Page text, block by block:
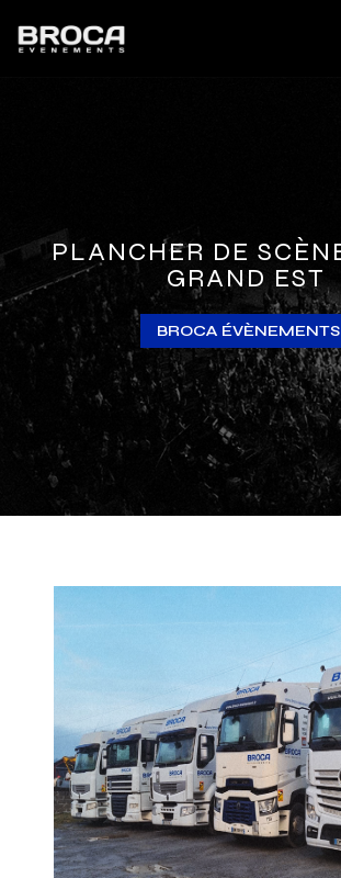
PLANCHER DE SCÈNE ULMA
GRAND EST
BROCA ÉVÈNEMENTS